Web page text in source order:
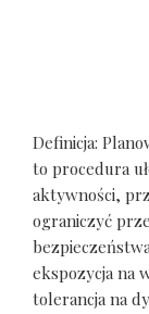
Definicja:
to procedura
aktywności,
ograniczyć
ekspozycja na
tolerancja na